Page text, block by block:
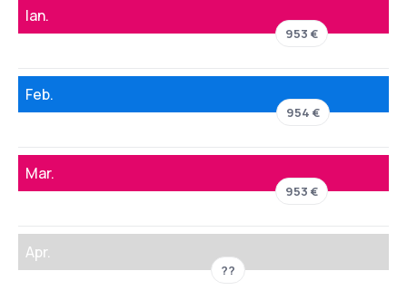
Ian.
953 €
Feb.
954 €
Mar.
953 €
Apr.
??